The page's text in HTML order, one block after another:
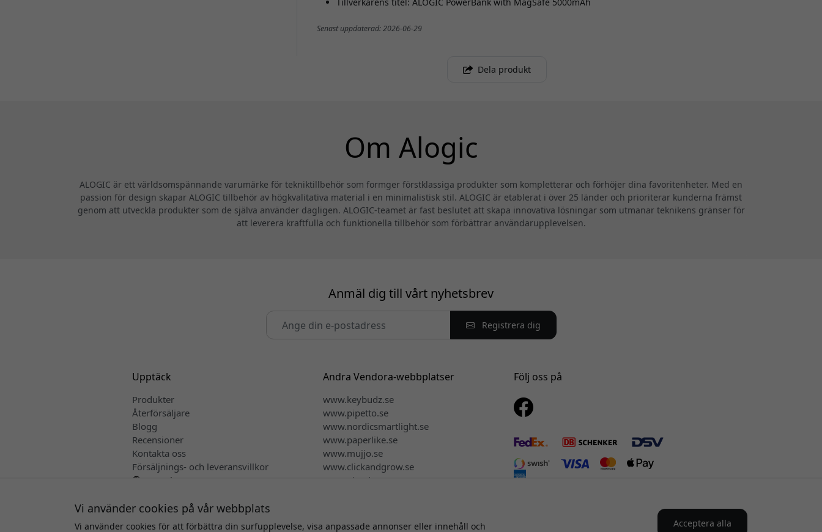
Senast uppdaterad: 2026-06-29
Dela produkt
Om Alogic
ALOGIC är ett världsomspännande varumärke för tekniktillbehör som formger förstklassiga produkter som kompletterar och förhöjer dina favoritenheter. Med en
passion för design skapar ALOGIC tillbehör av högkvalitativa material i en minimalistisk stil. ALOGIC är etablerat i över 25 länder och prioriterar kunderna främst
genom att utveckla produkter som de själva använder dagligen. ALOGIC-teamet är fast beslutet att skapa innovativa lösningar som utmanar teknikens gränser för
att leverera kraftfulla och funktionella tillbehör som förbättrar användarupplevelsen.
Anmäl dig till vårt nyhetsbrev
Registrera dig
Upptäck
Produkter
Återförsäljare
Blogg
Recensioner
Kontakta oss
Försäljnings- och leveransvillkor
Svenska
Andra Vendora-webbplatser
www.keybudz.se
www.pipetto.se
www.nordicsmartlight.se
www.paperlike.se
www.mujjo.se
www.clickandgrow.se
www.plaud.se
Följ oss på
Vi använder cookies på vår webbplats
Vi använder cookies för att förbättra din surfupplevelse, visa anpassade annonser eller innehåll och Acceptera alla